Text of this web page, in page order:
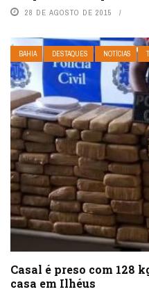
28 DE AGOSTO DE 2015
BAHIA DESTAQUES NOTÍCIAS
Casal é preso com 128
casa em Ilhéus